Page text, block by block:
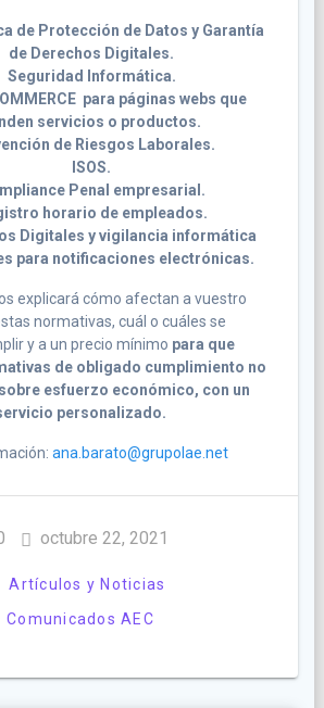
de Protección de Datos y Garantía
de Derechos Digitales.
Seguridad Informática.
para páginas webs que
servicios o productos.
de Riesgos Laborales.
ISOS.
Penal empresarial.
horario de empleados.
Digitales y vigilancia informática
para notificaciones electrónicas.
os explicará cómo afectan a vuestro
normativas, cuál o cuáles se
y a un precio mínimo para que
de obligado cumplimiento no
esfuerzo económico, con un
personalizado.
ana.barato@grupolae.net
octubre 22, 2021
Artículos y Noticias
Comunicados AEC